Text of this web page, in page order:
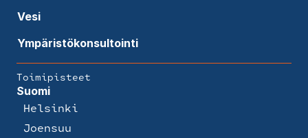
Vesi
Ympäristökonsultointi
Toimipisteet
Suomi
Helsinki
Joensuu